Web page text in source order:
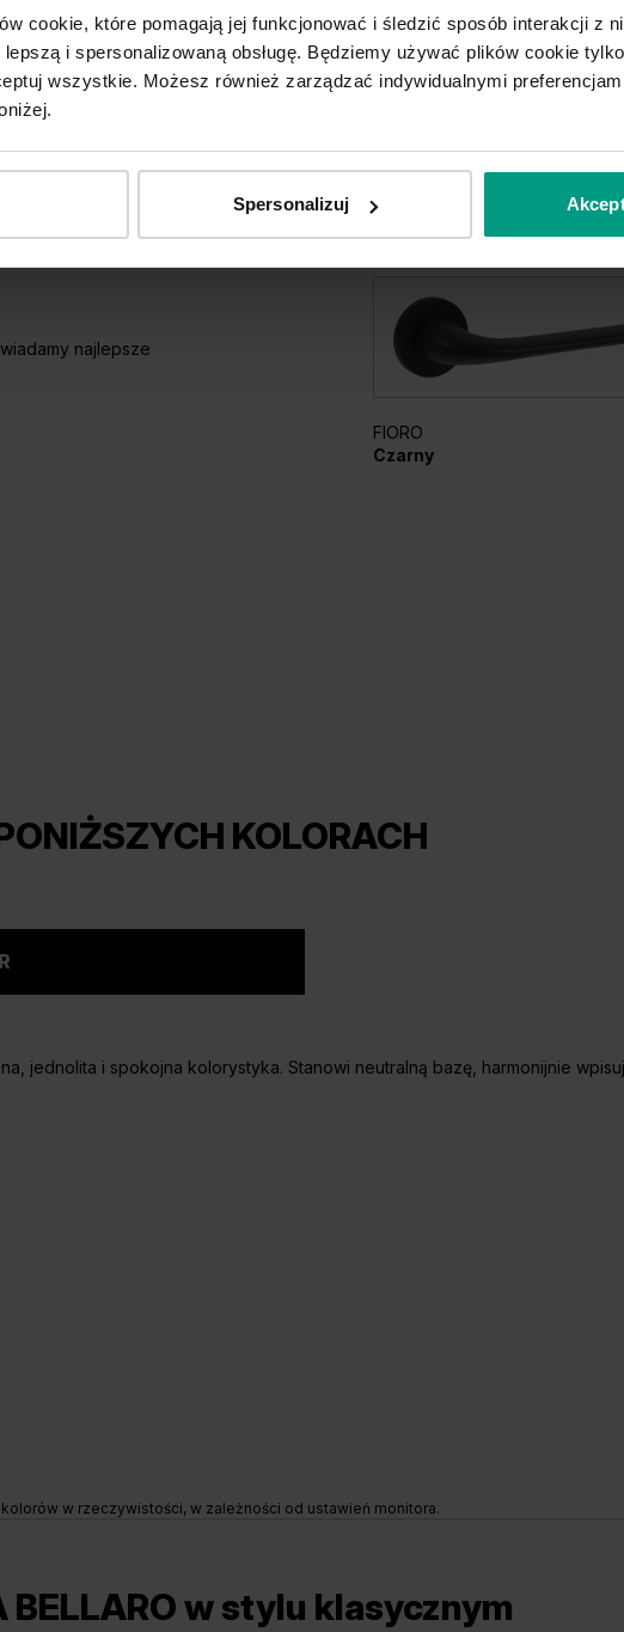
cookie, które pomagają jej funkcjonować i śledzić sposób interakcji z
i spersonalizowaną obsługę. Będziemy używać plików cookie
wszystkie. Możesz również zarządzać indywidualnymi
Spersonalizuj
najlepsze
FIORO
Czarny
KOLORACH
jednolita i spokojna kolorystyka. Stanowi neutralną bazę, harmonijnie
w rzeczywistości, w zależności od ustawień monitora.
BELLARO w stylu klasycznym